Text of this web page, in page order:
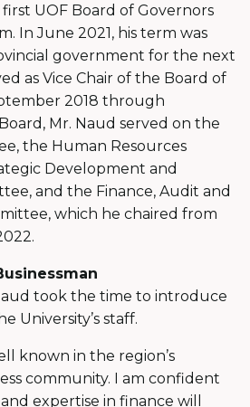
UOF Board of Governors
In June 2021, his term was
government for the next
as Vice Chair of the Board of
2018 through
Mr. Naud served on the
the Human Resources
Development and
and the Finance, Audit and
which he chaired from
took the time to introduce
University’s staff.
known in the region’s
community. I am confident
expertise in finance will